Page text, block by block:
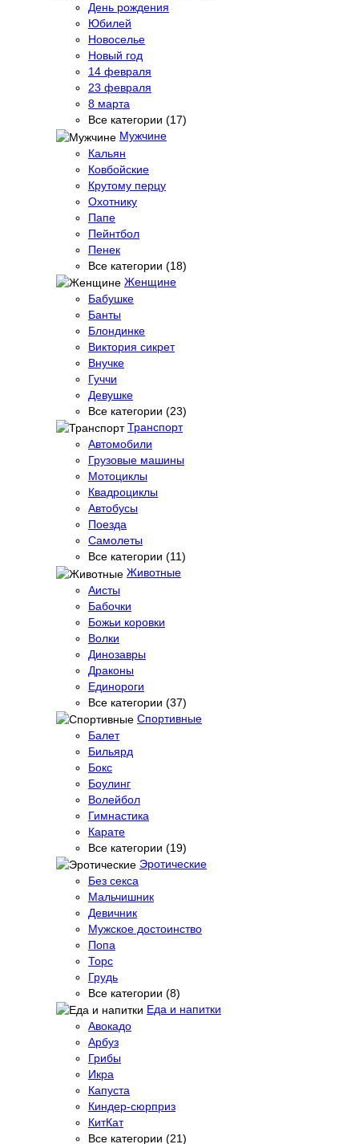
День рождения
Юбилей
Новоселье
Новый год
14 февраля
23 февраля
8 марта
Все категории (17)
Мужчине
Кальян
Ковбойские
Крутому перцу
Охотнику
Папе
Пейнтбол
Пенек
Все категории (18)
Женщине
Бабушке
Банты
Блондинке
Виктория сикрет
Внучке
Гуччи
Девушке
Все категории (23)
Транспорт
Автомобили
Грузовые машины
Мотоциклы
Квадроциклы
Автобусы
Поезда
Самолеты
Все категории (11)
Животные
Аисты
Бабочки
Божьи коровки
Волки
Динозавры
Драконы
Единороги
Все категории (37)
Спортивные
Балет
Бильярд
Бокс
Боулинг
Волейбол
Гимнастика
Карате
Все категории (19)
Эротические
Без секса
Мальчишник
Девичник
Мужское достоинство
Попа
Торс
Грудь
Все категории (8)
Еда и напитки
Авокадо
Арбуз
Грибы
Икра
Капуста
Киндер-сюрприз
КитКат
Все категории (21)